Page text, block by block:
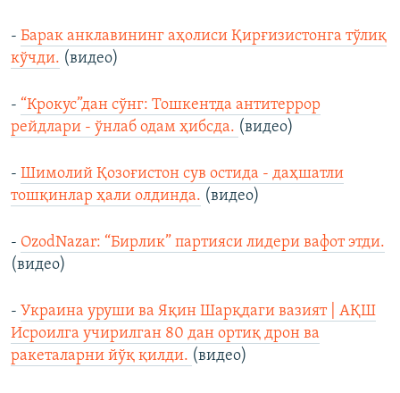
- Барак анклавининг аҳолиси Қирғизистонга тўлиқ
кўчди. (видео)
- “Крокус”дан сўнг: Тошкентда антитеррор
рейдлари - ўнлаб одам ҳибсда. (видео)
- Шимолий Қозоғистон сув остида - даҳшатли
тошқинлар ҳали олдинда. (видео)
- OzodNazar: “Бирлик” партияси лидери вафот этди.
(видео)
- Украина уруши ва Яқин Шарқдаги вазият | АҚШ
Исроилга учирилган 80 дан ортиқ дрон ва
ракеталарни йўқ қилди. (видео)